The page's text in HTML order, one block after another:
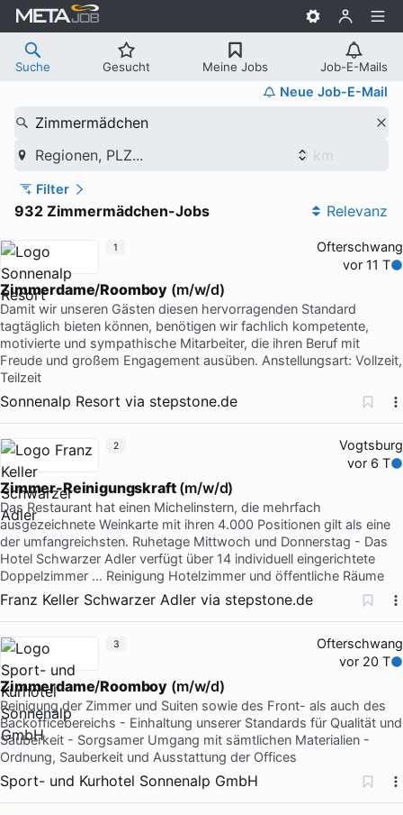
Suche Gesucht Meine Jobs Job-E-Mails
Neue Job-E-Mail
Zimmermädchen
Regionen, PLZ...
Filter
932 Zimmermädchen-Jobs Relevanz
Ofterschwang
vor 11 T
Zimmerdame/Roomboy (m/w/d)
Damit wir unseren Gästen diesen hervorragenden Standard
tagtäglich bieten können, benötigen wir fachlich kompetente,
motivierte und sympathische Mitarbeiter, die ihren Beruf mit
Freude und großem Engagement ausüben. Anstellungsart: Vollzeit,
Teilzeit
Sonnenalp Resort via stepstone.de
1
Vogtsburg
vor 6 T
Zimmer-Reinigungskraft(m/w/d)
Das Restaurant hat einen Michelinstern, die mehrfach
ausgezeichnete Weinkarte mit ihren 4.000 Positionen gilt als eine
der umfangreichsten. Ruhetage Mittwoch und Donnerstag - Das
Hotel Schwarzer Adler verfügt über 14 individuell eingerichtete
Doppelzimmer … Reinigung Hotelzimmer und öffentliche Räume
Franz Keller Schwarzer Adler via stepstone.de
2
Ofterschwang
vor 20 T
Zimmerdame/Roomboy (m/w/d)
Reinigung der Zimmer und Suiten sowie des Front- als auch des
Backofficebereichs - Einhaltung unserer Standards für Qualität und
Sauberkeit - Sorgsamer Umgang mit sämtlichen Materialien -
Ordnung, Sauberkeit und Ausstattung der Offices
Sport- und Kurhotel Sonnenalp GmbH
3